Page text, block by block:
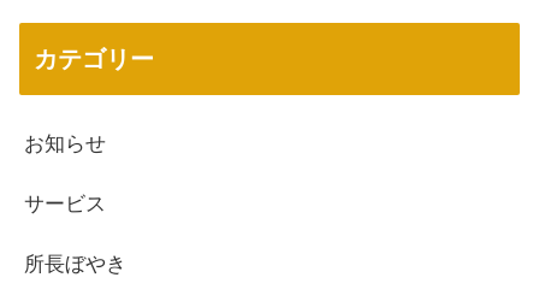
カテゴリー
お知らせ
サービス
所長ぼやき